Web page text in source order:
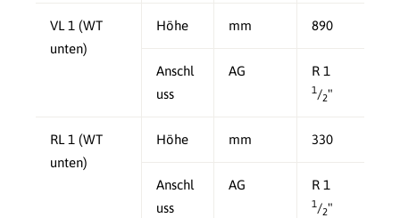
VL 1 (WT
unten)
Höhe mm 890
Anschl
uss
AG R 1
1 /2"
RL 1 (WT
unten)
Höhe mm 330
Anschl
uss
AG R 1
1 /2"